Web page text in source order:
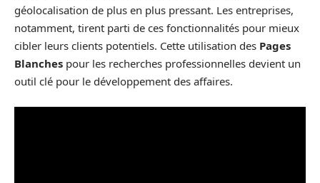
géolocalisation de plus en plus pressant. Les entreprises,
notamment, tirent parti de ces fonctionnalités pour mieux
cibler leurs clients potentiels. Cette utilisation des Pages
Blanches pour les recherches professionnelles devient un
outil clé pour le développement des affaires.